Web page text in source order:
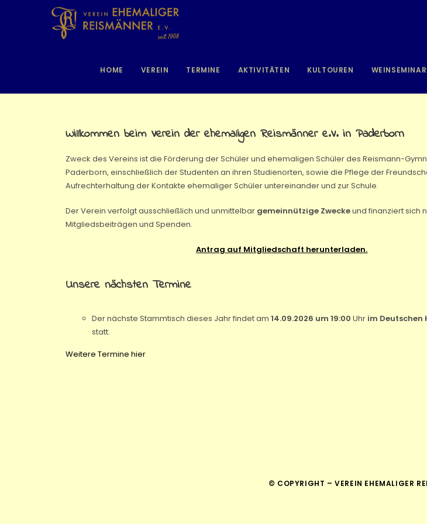
HOME VEREIN TERMINE AKTIVITÄTEN KULTOUREN
Willkommen beim Verein der ehemaligen Reismänner e.V. in Paderborn
Zweck des Vereins ist die Förderung der Schüler und ehemaligen Schüler des Reismann-
Paderborn, einschließlich der Studenten an ihren Studienorten, sowie die Pflege der
Aufrechterhaltung der Kontakte ehemaliger Schüler untereinander und zur Schule.
Der Verein verfolgt ausschließlich und unmittelbar gemeinnützige Zweckeund finanziert sich
Mitgliedsbeiträgen und Spenden.
Antrag auf Mitgliedschaft herunterladen.
Unsere nächsten Termine
Der nächste Stammtisch dieses Jahr findet am 14.09.2026 um 19:00 Uhr im Deutschen
statt.
Weitere Termine hier
© COPYRIGHT – VEREIN EHEMALIGER